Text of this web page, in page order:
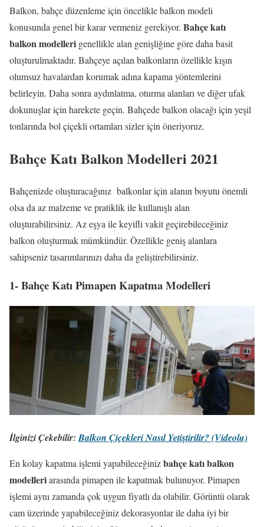
Balkon, bahçe düzenleme için öncelikle balkon modeli
konusunda genel bir karar vermeniz gerekiyor. Bahçe katı
balkon modelleri genellikle alan genişliğine göre daha basit
oluşturulmaktadır. Bahçeye açılan balkonların özellikle kışın
olumsuz havalardan korumak adına kapama yöntemlerini
belirleyin. Daha sonra aydınlatma, oturma alanları ve diğer ufak
dokunuşlar için harekete geçin. Bahçede balkon olacağı için yeşil
tonlarında bol çiçekli ortamları sizler için öneriyoruz.
Bahçe Katı Balkon Modelleri 2021
Bahçenizde oluşturacağınız balkonlar için alanın boyutu önemli
olsa da az malzeme ve pratiklik ile kullanışlı alan
oluşturabilirsiniz. Az eşya ile keyifli vakit geçirebileceğiniz
balkon oluşturmak mümkündür. Özellikle geniş alanlara
sahipseniz tasarımlarınızı daha da geliştirebilirsiniz.
1- Bahçe Katı Pimapen Kapatma Modelleri
İlginizi Çekebilir:Balkon Çiçekleri Nasıl Yetiştirilir? (Videolu)
En kolay kapatma işlemi yapabileceğinizbahçe katı balkon
modelleriarasında pimapen ile kapatmak bulunuyor. Pimapen
işlemi aynı zamanda çok uygun fiyatlı da olabilir. Görüntü olarak
cam üzerinde yapabileceğiniz dekorasyonlar ile daha iyi bir